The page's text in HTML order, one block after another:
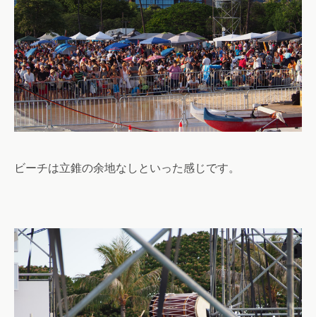
ビーチは立錐の余地なしといった感じです。